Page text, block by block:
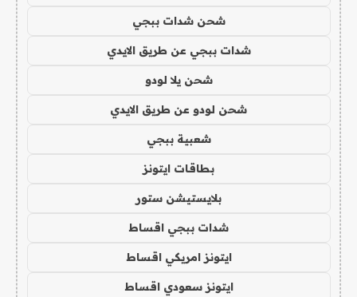
شحن شدات ببجي
شدات ببجي عن طريق الايدي
شحن يلا لودو
شحن لودو عن طريق الايدي
شعبية ببجي
بطاقات ايتونز
بلايستيشن ستور
شدات ببجي اقساط
ايتونز امريكي اقساط
ايتونز سعودي اقساط